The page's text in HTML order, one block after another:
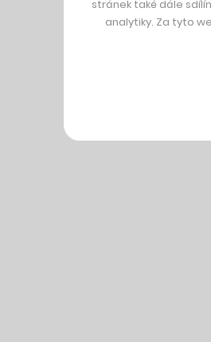
stránek také dále
analytiky. Za tyto